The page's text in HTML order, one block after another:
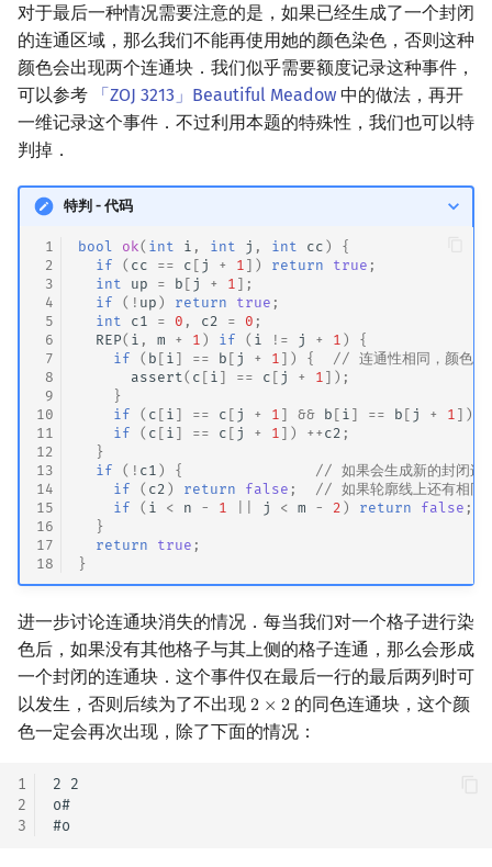
对于最后一种情况需要注意的是，如果已经生成了一个封闭
的连通区域，那么我们不能再使用她的颜色染色，否则这种
颜色会出现两个连通块．我们似乎需要额度记录这种事件，
可以参考
「ZOJ 3213」Beautiful Meadow 中的做法，再开
一维记录这个事件．不过利用本题的特殊性，我们也可以特
判掉．
特判 - 代码
1
2
3
4
5
6
7
8
9
10
11
12
13
14
15
16
17
18
bool ok( int i , int j , int cc )
{
if
( cc == c [ j + 1 ]) return true ;
int
up = b [ j + 1 ];
if
( ! up ) return true ;
int
c1 = 0 , c2 = 0 ;
REP( i , m + 1 ) if ( i != j + 1 )
{
if
( b [ i ] == b [ j + 1 ]) {
// 连通性相同，颜色一
assert( c [ i ] == c [ j + 1 ]);
}
if
( c [ i ] == c [ j + 1 ] && b [ i ] == b [ j + 1 ])
if
( c [ i ] == c [ j + 1 ]) ++ c2 ;
}
if
( ! c1 ) {
// 如果会生成新的封闭连
if
( c2 ) return false ;
// 如果轮廓线上还有相同
if
( i < n - 1 j < m - 2 ) return false ;
}
return
true ;
}
进一步讨论连通块消失的情况．每当我们对一个格子进行染
色后，如果没有其他格子与其上侧的格子连通，那么会形成
一个封闭的连通块．这个事件仅在最后一行的最后两列时可
以发生，否则后续为了不出现 2 × 2
2 ×2
的同色连通块，这个颜
色一定会再次出现，除了下面的情况：
1
2
3
2 2
o#